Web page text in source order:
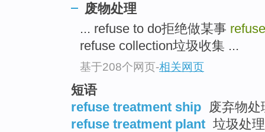
废物处理
... refuse to do拒绝做某事
refuse collection垃圾收集 ...
基于208个网页-相关网页
短语
refuse treatment ship 废弃物处
refuse treatment plant 垃圾处